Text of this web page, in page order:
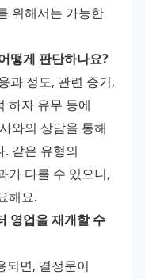
위해서는 가능한
떻게 판단하나요?
과 정도, 관련 증거,
하자 유무 등에
와의 상담을 통해
같은 유형의
가 다를 수 있으니,
해요.
영업을 재개할 수
되면, 결정문이